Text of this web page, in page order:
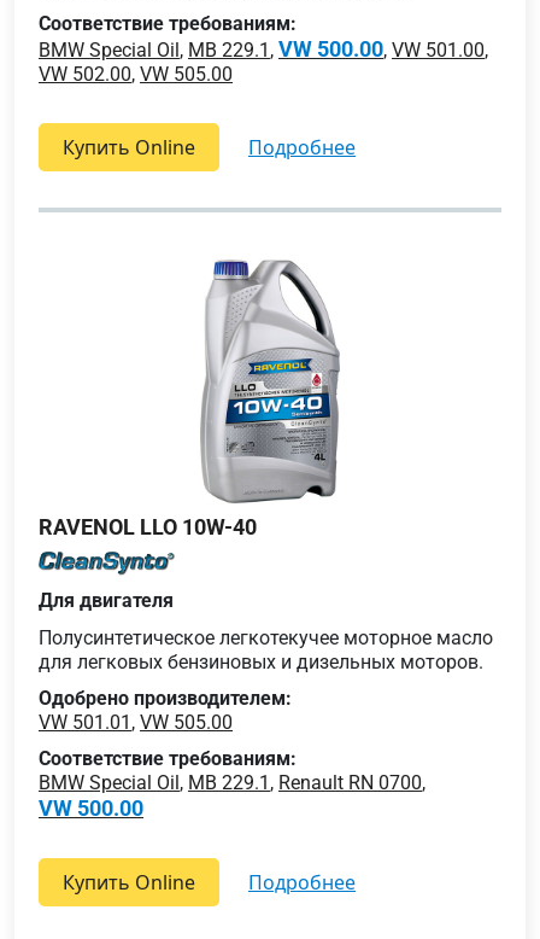
Соответствие требованиям:
BMW Special Oil, MB 229.1 , VW 500.00, VW 501.00,
VW 502.00, VW 505.00
Купить Online подробнее
RAVENOL LLO 10W-40
Для двигателя
Полусинтетическое легкотекучее моторное масло
для легковых бензиновых и дизельных моторов.
Одобрено производителем:
VW 501.01 , VW 505.00
Соответствие требованиям:
BMW Special Oil, MB 229.1 , Renault RN 0700,
VW 500.00
Купить Online подробнее